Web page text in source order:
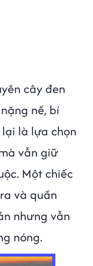
cây đen
nề, bí
lại là lựa chọn
vẫn giữ
Một chiếc
và quần
nhưng vẫn
nóng.